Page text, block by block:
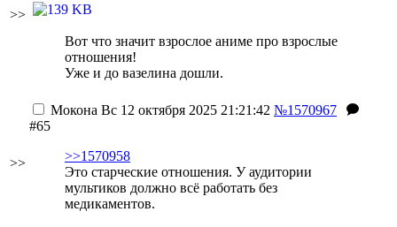
>>
Вот что значит взрослое аниме про взрослые
отношения!
Уже и до вазелина дошли.
>>
Мокона Вс 12 октября 2025 21:21:42 №1570967
#65
>>1570958
Это старческие отношения. У аудитории
мультиков должно всё работать без
медикаментов.